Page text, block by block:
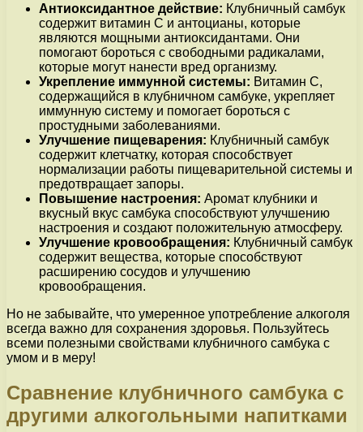
Антиоксидантное действие: Клубничный самбук
содержит витамин С и антоцианы, которые
являются мощными антиоксидантами. Они
помогают бороться с свободными радикалами,
которые могут нанести вред организму.
Укрепление иммунной системы: Витамин С,
содержащийся в клубничном самбуке, укрепляет
иммунную систему и помогает бороться с
простудными заболеваниями.
Улучшение пищеварения: Клубничный самбук
содержит клетчатку, которая способствует
нормализации работы пищеварительной системы и
предотвращает запоры.
Повышение настроения: Аромат клубники и
вкусный вкус самбука способствуют улучшению
настроения и создают положительную атмосферу.
Улучшение кровообращения: Клубничный самбук
содержит вещества, которые способствуют
расширению сосудов и улучшению
кровообращения.
Но не забывайте, что умеренное употребление алкоголя
всегда важно для сохранения здоровья. Пользуйтесь
всеми полезными свойствами клубничного самбука с
умом и в меру!
Сравнение клубничного самбука с
другими алкогольными напитками